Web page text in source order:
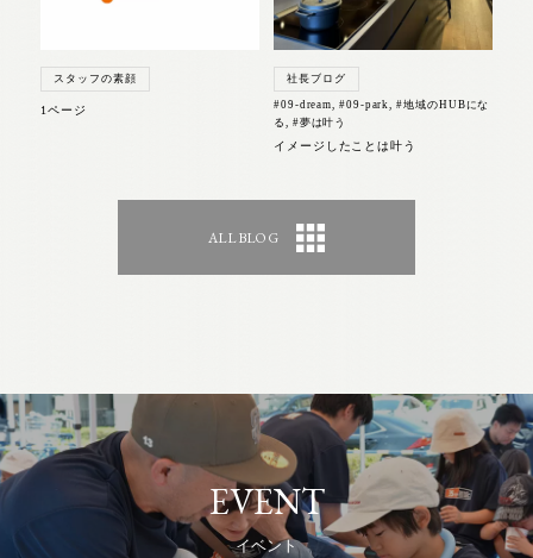
スタッフの素顔
1ページ
社長ブログ
#09-dream ,#09-park ,#地域のHUBにな
る
#夢は叶う
イメージしたことは叶う
ALL BLOG
EVENT
イベント